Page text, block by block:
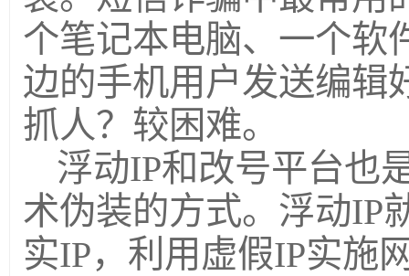
个笔记本电脑、一个软
边的手机用户发送编辑
抓人？较困难。
浮动IP和改号平台也
术伪装的方式。浮动IP
实IP，利用虚假IP实施